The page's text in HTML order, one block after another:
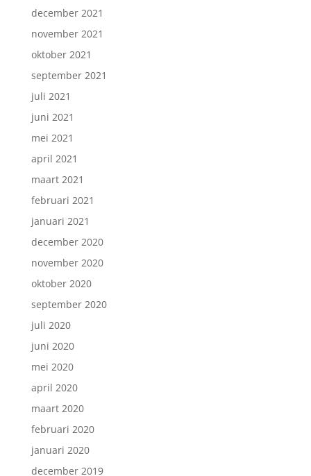
december 2021
november 2021
oktober 2021
september 2021
juli 2021
juni 2021
mei 2021
april 2021
maart 2021
februari 2021
januari 2021
december 2020
november 2020
oktober 2020
september 2020
juli 2020
juni 2020
mei 2020
april 2020
maart 2020
februari 2020
januari 2020
december 2019